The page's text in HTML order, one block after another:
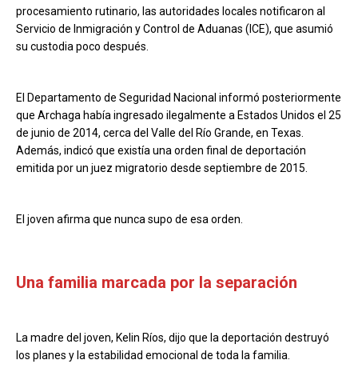
procesamiento rutinario, las autoridades locales notificaron al
Servicio de Inmigración y Control de Aduanas (ICE), que asumió
su custodia poco después.
El Departamento de Seguridad Nacional informó posteriormente
que Archaga había ingresado ilegalmente a Estados Unidos el 25
de junio de 2014, cerca del Valle del Río Grande, en Texas.
Además, indicó que existía una orden final de deportación
emitida por un juez migratorio desde septiembre de 2015.
El joven afirma que nunca supo de esa orden.
Una familia marcada por la separación
La madre del joven, Kelin Ríos, dijo que la deportación destruyó
los planes y la estabilidad emocional de toda la familia.